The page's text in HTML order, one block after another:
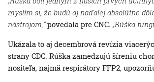
myslím si, že budú aj naďalej absolútne
nástrojom,“povedala pre CNC. „Rúška
Ukázala to aj decembrová revízia
strany CDC. Rúška zamedzujú šíreniu
nositeľa, najmä respirátory FFP2,